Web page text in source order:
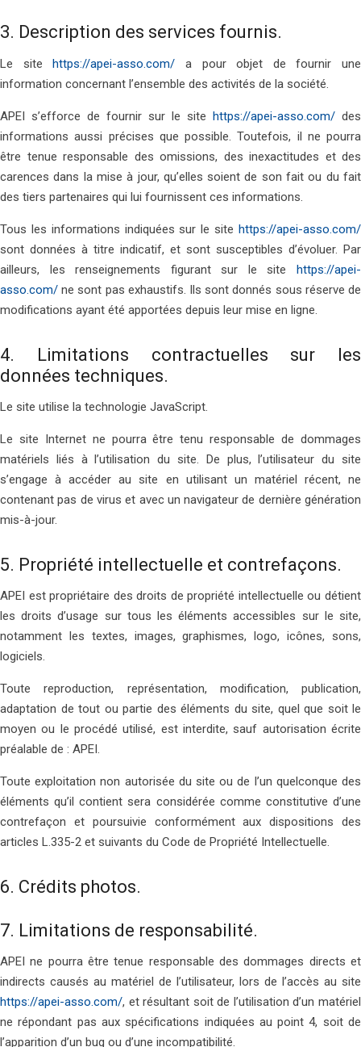
3. Description des services fournis.
Le sitehttps://apei-asso.com/ a pour objet de fournir une
information concernant l’ensemble des activités de la société.
APEI s’efforce de fournir sur le site https://apei-asso.com/ des
informations aussi précises que possible. Toutefois, il ne pourra
être tenue responsable des omissions, des inexactitudes et des
carences dans la mise à jour, qu’elles soient de son fait ou du fait
des tiers partenaires qui lui fournissent ces informations.
Tous les informations indiquées sur le site https://apei-asso.com/
sont données à titre indicatif, et sont susceptibles d’évoluer. Par
ailleurs, les renseignements figurant sur le site https://apei-
asso.com/ ne sont pas exhaustifs. Ils sont donnés sous réserve de
modifications ayant été apportées depuis leur mise en ligne.
4. Limitations contractuelles sur les
données techniques.
Le site utilise la technologie JavaScript.
Le site Internet ne pourra être tenu responsable de dommages
matériels liés à l’utilisation du site. De plus, l’utilisateur du site
s’engage à accéder au site en utilisant un matériel récent, ne
contenant pas de virus et avec un navigateur de dernière génération
mis-à-jour.
5. Propriété intellectuelle et contrefaçons.
APEI est propriétaire des droits de propriété intellectuelle ou détient
les droits d’usage sur tous les éléments accessibles sur le site,
notamment les textes, images, graphismes, logo, icônes, sons,
logiciels.
Toute reproduction, représentation, modification, publication,
adaptation de tout ou partie des éléments du site, quel que soit le
moyen ou le procédé utilisé, est interdite, sauf autorisation écrite
préalable de : APEI.
Toute exploitation non autorisée du site ou de l’un quelconque des
éléments qu’il contient sera considérée comme constitutive d’une
contrefaçon et poursuivie conformément aux dispositions des
articles L.335-2 et suivants du Code de Propriété Intellectuelle.
6. Crédits photos.
7. Limitations de responsabilité.
APEI ne pourra être tenue responsable des dommages directs et
indirects causés au matériel de l’utilisateur, lors de l’accès au site
https://apei-asso.com/, et résultant soit de l’utilisation d’un matériel
ne répondant pas aux spécifications indiquées au point 4, soit de
l’apparition d’un bug ou d’une incompatibilité.